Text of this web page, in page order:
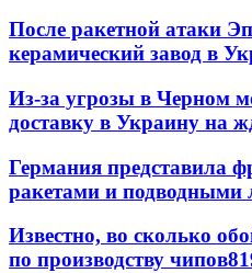
После ракетной атаки
керамический завод в
Из-за угрозы в Черном
доставку в Украину на
Германия представила
ракетами и подводными
Известно, во сколько
по производству чипов